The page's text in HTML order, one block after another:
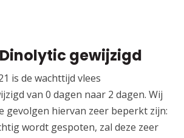
gewijzigd
is de wachttijd vlees
van 0 dagen naar 2 dagen. Wij
gevolgen hiervan zeer beperkt zijn:
wordt gespoten, zal deze zeer